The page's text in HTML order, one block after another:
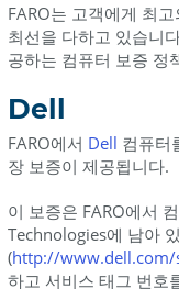
FARO는 고객에게 최
최선을 다하고 있습니
공하는 컴퓨터 보증 정
Dell
FARO에서 Dell 컴퓨터
장 보증이 제공됩니다.
이 보증은 FARO에서
Technologies에 남아
(http://www.dell.com/
하고 서비스 태그 번호